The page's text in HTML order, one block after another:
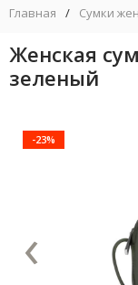
Главная / Сумки
Женская
зеленый
-23%
‹